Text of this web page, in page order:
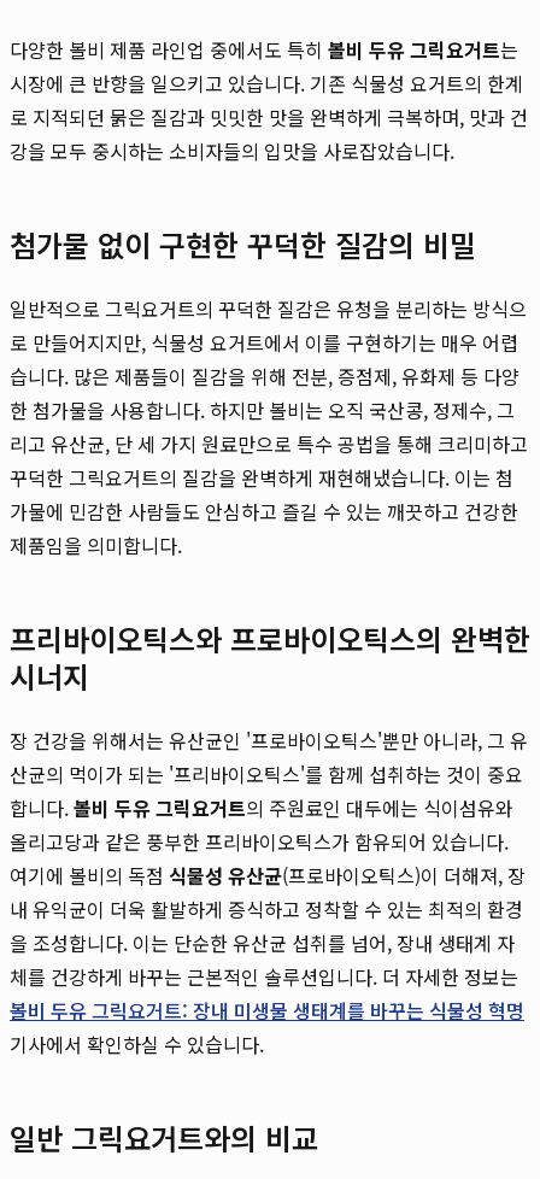
다양한 볼비 제품 라인업 중에서도 특히 볼비 두유 그릭요거트는
시장에 큰 반향을 일으키고 있습니다. 기존 식물성 요거트의 한계
로 지적되던 묽은 질감과 밋밋한 맛을 완벽하게 극복하며, 맛과 건
강을 모두 중시하는 소비자들의 입맛을 사로잡았습니다.
첨가물 없이 구현한 꾸덕한 질감의 비밀
일반적으로 그릭요거트의 꾸덕한 질감은 유청을 분리하는 방식으
로 만들어지지만, 식물성 요거트에서 이를 구현하기는 매우 어렵
습니다. 많은 제품들이 질감을 위해 전분, 증점제, 유화제 등 다양
한 첨가물을 사용합니다. 하지만 볼비는 오직 국산콩, 정제수, 그
리고 유산균, 단 세 가지 원료만으로 특수 공법을 통해 크리미하고
꾸덕한 그릭요거트의 질감을 완벽하게 재현해냈습니다. 이는 첨
가물에 민감한 사람들도 안심하고 즐길 수 있는 깨끗하고 건강한
제품임을 의미합니다.
프리바이오틱스와 프로바이오틱스의 완벽한
시너지
장 건강을 위해서는 유산균인 '프로바이오틱스'뿐만 아니라, 그 유
산균의 먹이가 되는 '프리바이오틱스'를 함께 섭취하는 것이 중요
합니다.볼비 두유 그릭요거트의 주원료인 대두에는 식이섬유와
올리고당과 같은 풍부한 프리바이오틱스가 함유되어 있습니다.
여기에 볼비의 독점 식물성 유산균(프로바이오틱스)이 더해져, 장
내 유익균이 더욱 활발하게 증식하고 정착할 수 있는 최적의 환경
을 조성합니다. 이는 단순한 유산균 섭취를 넘어, 장내 생태계 자
체를 건강하게 바꾸는 근본적인 솔루션입니다. 더 자세한 정보는
볼비 두유 그릭요거트: 장내 미생물 생태계를 바꾸는 식물성 혁명
기사에서 확인하실 수 있습니다.
일반 그릭요거트와의 비교